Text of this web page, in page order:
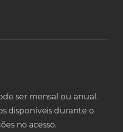
ser mensal ou anual.
disponíveis durante o
no acesso.